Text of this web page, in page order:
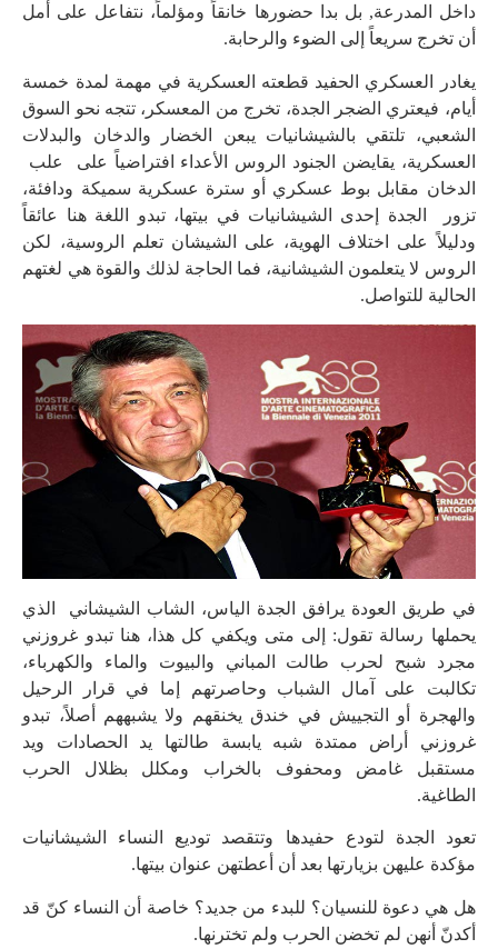
داخل المدرعة, بل بدا حضورها خانقاً ومؤلماً، نتفاعل على أمل
أن تخرج سريعاً إلى الضوء والرحابة.
يغادر العسكري الحفيد قطعته العسكرية في مهمة لمدة خمسة
أيام، فيعتري الضجر الجدة، تخرج من المعسكر، تتجه نحو السوق
الشعبي، تلتقي بالشيشانيات يبعن الخضار والدخان والبدلات
العسكرية، يقايضن الجنود الروس الأعداء افتراضياً على علب
الدخان مقابل بوط عسكري أو سترة عسكرية سميكة ودافئة،
تزور الجدة إحدى الشيشانيات في بيتها، تبدو اللغة هنا عائقاً
ودليلاً على اختلاف الهوية، على الشيشان تعلم الروسية، لكن
الروس لا يتعلمون الشيشانية، فما الحاجة لذلك والقوة هي لغتهم
الحالية للتواصل.
في طريق العودة يرافق الجدة الياس، الشاب الشيشاني الذي
يحملها رسالة تقول: إلى متى ويكفي كل هذا، هنا تبدو غروزني
مجرد شبح لحرب طالت المباني والبيوت والماء والكهرباء،
تكالبت على آمال الشباب وحاصرتهم إما في قرار الرحيل
والهجرة أو التجييش في خندق يخنقهم ولا يشبههم أصلاً، تبدو
غروزني أراض ممتدة شبه يابسة طالتها يد الحصادات ويد
مستقبل غامض ومحفوف بالخراب ومكلل بظلال الحرب
الطاغية.
تعود الجدة لتودع حفيدها وتتقصد توديع النساء الشيشانيات
مؤكدة عليهن بزيارتها بعد أن أعطتهن عنوان بيتها.
هل هي دعوة للنسيان؟ للبدء من جديد؟ خاصة أن النساء كنّ قد
أكدنّ أنهن لم تخضن الحرب ولم تخترنها.